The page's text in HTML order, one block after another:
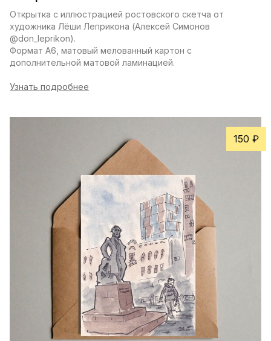
Открытка с иллюстрацией ростовского скетча от
художника Лёши Леприкона (Алексей Симонов
@don_leprikon).
Формат А6, матовый мелованный картон с
дополнительной матовой ламинацией.
Узнать подробнее
150 ₽